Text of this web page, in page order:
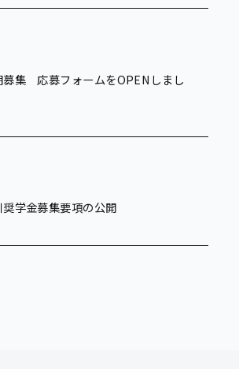
募集 応募フォームをOPENしまし
学金募集要項の公開